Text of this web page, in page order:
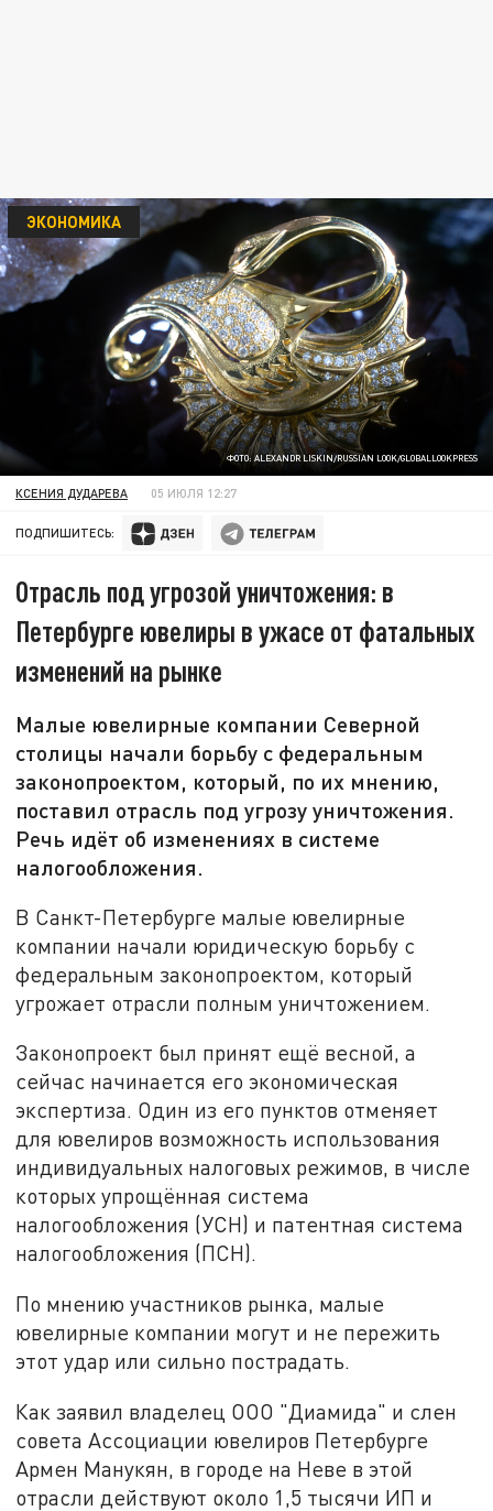
ФОТО: ALEXANDR LISKIN/RUSSIAN LOOK/GLOBALLOOKPRESS
ЭКОНОМИКА
КСЕНИЯ ДУДАРЕВА 05 ИЮЛЯ 12:27
ПОДПИШИТЕСЬ:
Отрасль под угрозой уничтожения: в
Петербурге ювелиры в ужасе от фатальных
изменений на рынке
Малые ювелирные компании Северной
столицы начали борьбу с федеральным
законопроектом, который, по их мнению,
поставил отрасль под угрозу уничтожения.
Речь идёт об изменениях в системе
налогообложения.
В Санкт-Петербурге малые ювелирные
компании начали юридическую борьбу с
федеральным законопроектом, который
угрожает отрасли полным уничтожением.
Законопроект был принят ещё весной, а
сейчас начинается его экономическая
экспертиза. Один из его пунктов отменяет
для ювелиров возможность использования
индивидуальных налоговых режимов, в числе
которых упрощённая система
налогообложения (УСН) и патентная система
налогообложения (ПСН).
По мнению участников рынка, малые
ювелирные компании могут и не пережить
этот удар или сильно пострадать.
Как заявил владелец ООО "Диамида" и слен
совета Ассоциации ювелиров Петербурге
Армен Манукян, в городе на Неве в этой
отрасли действуют около 1,5 тысячи ИП и